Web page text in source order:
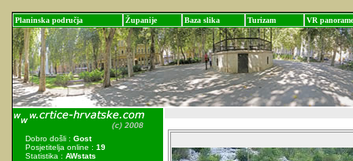
Planinska područja Županije Baza slika Turizam VR panorame
Dobro došli : Gost
Posjetitelja online : 19
Statistika : AWstats